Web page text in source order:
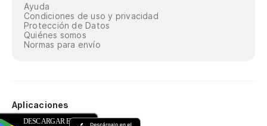
Ayuda
Condiciones de uso y privacidad
Protección de Datos
Quiénes somos
Normas para envío
Aplicaciones